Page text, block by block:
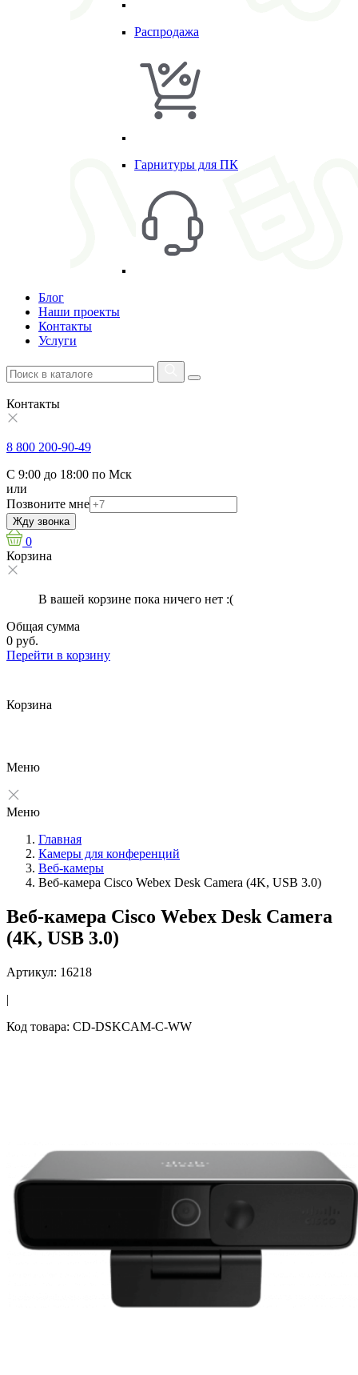
Распродажа
Гарнитуры для ПК
Блог
Наши проекты
Контакты
Услуги
Контакты
8 800 200-90-49
С 9:00 до 18:00 по Мск
или
Позвоните мне
Жду звонка
0
Корзина
В вашей корзине пока ничего нет :(
Общая сумма
0 руб.
Перейти в корзину
Корзина
Меню
Меню
Главная
Камеры для конференций
Веб-камеры
Веб-камера Cisco Webex Desk Camera (4K, USB 3.0)
Веб-камера Cisco Webex Desk Camera
(4K, USB 3.0)
Артикул: 16218
|
Код товара: CD-DSKCAM-C-WW